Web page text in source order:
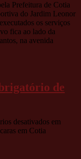
Prefeitura de Cotia
do Jardim Leonor
os serviços
fica ao lado da
na avenida
de
desativados em
em Cotia